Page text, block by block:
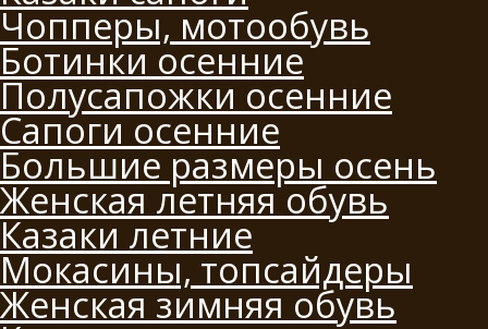
Чопперы, мотообувь
Ботинки осенние
Полусапожки осенние
Сапоги осенние
Большие размеры осень
Женская летняя обувь
Казаки летние
Мокасины, топсайдеры
Женская зимняя обувь